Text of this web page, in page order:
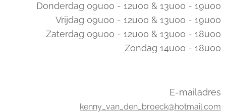
Donderdag 09u00 - 12u00 & 13u00 - 19u00
Vrijdag 09u00 - 12u00 & 13u00 - 19u00
Zaterdag 09u00 - 12u00 & 13u00 - 18u00
Zondag 14u00 - 18u00
E-mailadres
kenny_van_den_broeck@hotmail.com